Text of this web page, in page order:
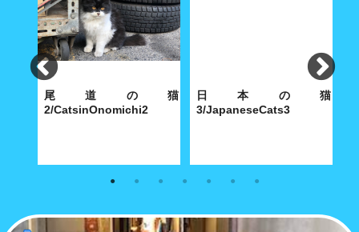
尾道の猫
2/CatsinOnomichi2
尾道町を歩けば猫に当たるわけ
日本の猫
3/JapaneseCats3
島根県大森町にある群言堂、そ